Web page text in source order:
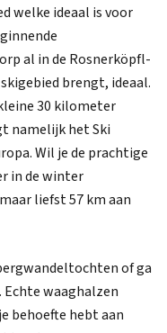
welke ideaal is voor
al in de Rosnerköpfl-
brengt, ideaal.
30 kilometer
namelijk het Ski
Wil je de prachtige
in de winter
liefst 57 km aan
of ga
waaghalzen
behoefte hebt aan